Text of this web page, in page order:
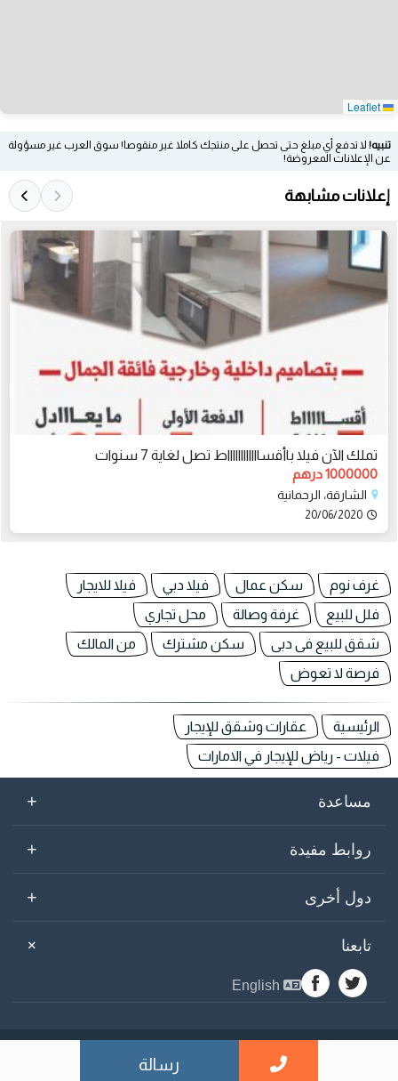
تنبيه! لا تدفع أي مبلغ حتى تحصل على منتجك كاملا غير منقوصا! سوق العرب غير مسؤولة
عن الإعلانات المعروضة!
إعلانات مشابهة
تملك الآن فيلا باأقسااااااااااااط تصل لغاية 7 سنوات
1000000 درهم
الشارقة، الرحمانية
20/06/2020
غرف نوم سكن عمال فيلا دبي
فيلا للايجار
فلل للبيع
غرفة وصالة
محل تجاري
شقق للبيع فى دبى
سكن مشترك
من المالك
فرصة لا تعوض
الرئيسية
عقارات وشقق للإيجار
فيلات - رياض للإيجار في الامارات
رسالة
مساعدة +
روابط مفيدة +
دول أخرى +
تابعنا +
sogarab ©